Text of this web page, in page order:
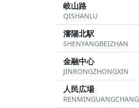
岐山路
QISHANLU
瀋陽北駅
SHENYANGBEIZHAN
金融中心
JINRONGZHONGXIN
人民広場
RENMINGUANGCHANG